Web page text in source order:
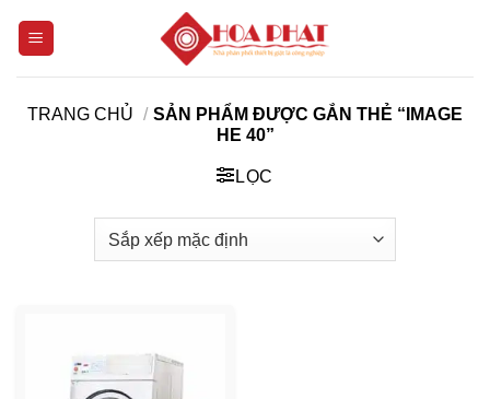
TRANG CHỦ / SẢN PHẨM ĐƯỢC GẮN THẺ “IMAGE
HE 40”
LỌC